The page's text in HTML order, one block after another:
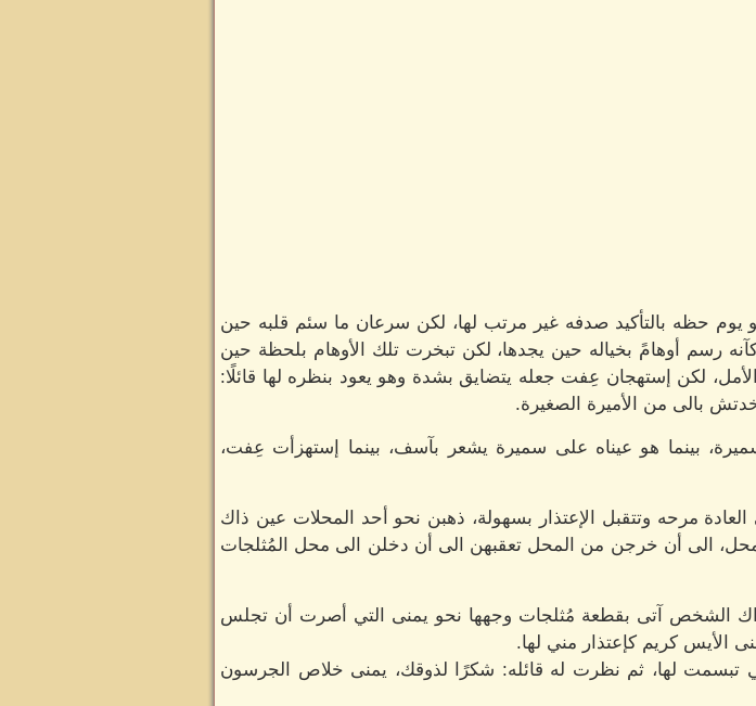
حظه بالتأكيد صدفه غير مرتب لها، لكن سرعان ما سئم قلبه حين
رسم أوهامً بخياله حين يجدها، لكن تبخرت تلك الأوهام بلحظة حين
لكن إستهجان عِفت جعله يتضايق بشدة وهو يعود بنظره لها قائلًا:
بالى من الأميرة الصغيرة.
بينما هو عيناه على سميرة يشعر بآسف، بينما إستهزأت عِفت،
مرحه وتتقبل الإعتذار بسهولة، ذهبن نحو أحد المحلات عين ذاك
الى أن خرجن من المحل تعقبهن الى أن دخلن الى محل المُثلجات
الشخص آتى بقطعة مُثلجات وجهها نحو يمنى التي أصرت أن تجلس
الأيس كريم كإعتذار مني لها.
لها، ثم نظرت له قائله: شكرًا لذوقك، يمنى خلاص الجرسون